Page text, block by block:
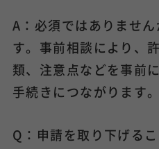
A：必須ではありませ
す。事前相談により、
類、注意点などを事前
手続きにつながります。
Q：申請を取り下げる